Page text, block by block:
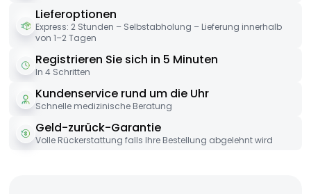
Lieferoptionen
Express: 2 Stunden – Selbstabholung – Lieferung innerhalb
von 1–2 Tagen
Registrieren Sie sich in 5 Minuten
In 4 Schritten
Kundenservice rund um die Uhr
Schnelle medizinische Beratung
Geld-zurück-Garantie
Volle Rückerstattung falls Ihre Bestellung abgelehnt wird